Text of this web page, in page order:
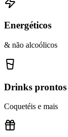
Energéticos
& não alcoólicos
Drinks prontos
Coquetéis e mais